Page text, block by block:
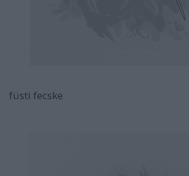
füsti fecske